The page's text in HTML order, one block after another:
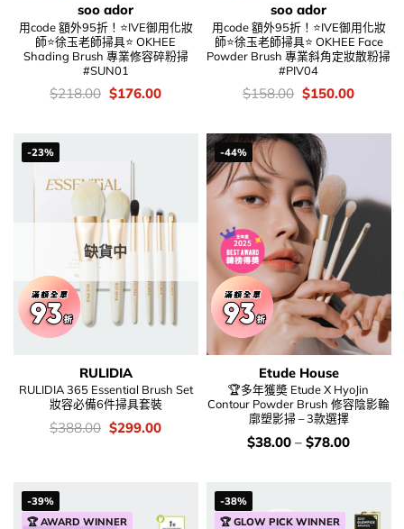
soo ador
用code 額外95折！⭐IVE御用化妝
師⭐徐玉老師掃具⭐ OKHEE
Shading Brush 專業修容碎粉掃
#SUN01
價
錢：
$218.00 Original
price
$176.00Current
$176.00.
soo ador
用code 額外95折！⭐IVE御用化妝
師⭐徐玉老師掃具⭐ OKHEE Face
Powder Brush 專業斜角定妝散粉掃
#PIV04
價
錢：
$158.00 Original
price
$158.00.
$150.00Current
-23%
缺貨中
RULIDIA
RULIDIA 365 Essential Brush Set
妝容必備6件掃具套裝
價
錢：
$388.00 Original
price
$299.00Current
-44%
Etude House
🏆多年獲奬 Etude X HyoJin
Contour Powder Brush 修容陰影輪
廓塑影掃 – 3款選擇
價
錢：
$38.00 – $78.00
-39%
🏆 AWARD WINNER
-38%
🏆 GLOW PICK WINNER